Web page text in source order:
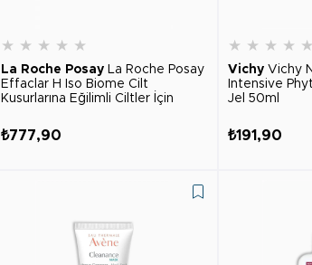
★ ★ ★ ★ ★
La Roche Posay La Roche Posay
Effaclar H Iso Biome Cilt
Kusurlarına Eğilimli Ciltler İçin
ml
₺777,90
★ ★ ★ ★ ★
Vichy Vichy
Intensive
Jel 50ml
₺191,90